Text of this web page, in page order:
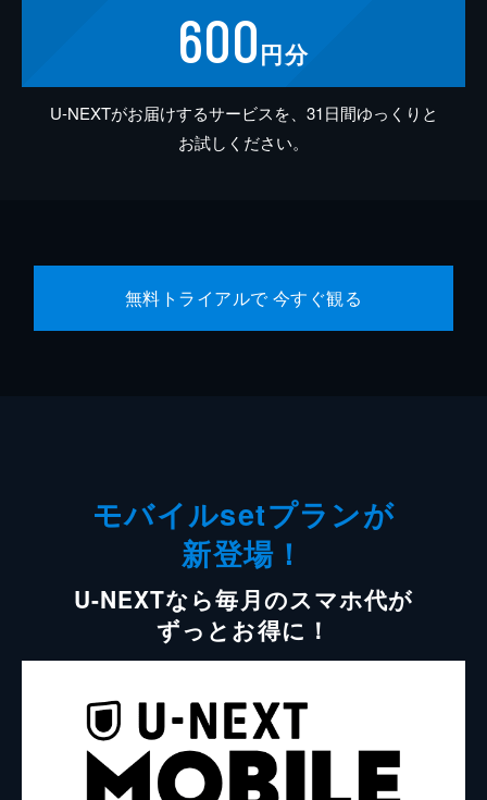
600円分
U-NEXTがお届けするサービスを、31日間ゆっくりと
お試しください。
無料トライアルで 今すぐ観る
モバイルsetプランが
新登場！
U-NEXTなら毎月のスマホ代が
ずっとお得に！